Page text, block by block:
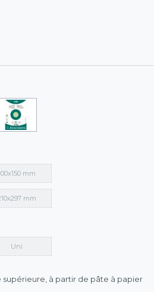
mm
mm
Uni
à partir de pâte à papier